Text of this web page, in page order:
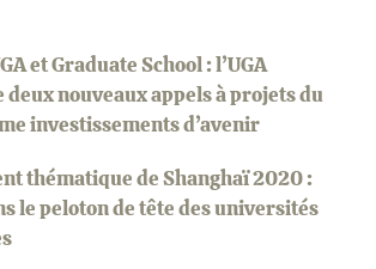
et Graduate School : l’UGA
nouveaux appels à projets du
investissements d’avenir
thématique de Shanghaï 2020 :
le peloton de tête des universités